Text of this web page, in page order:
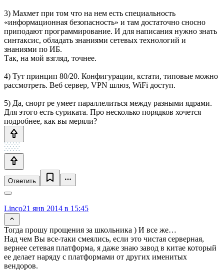
3) Махмет при том что на нем есть специальность
«информационная безопасность» и там достаточно сносно
приподают программирование. И для написания нужно знать
синтаксис, обладать знаниями сетевых технологий и
знаниями по ИБ.
Так, на мой взгляд, точнее.
4) Тут принцип 80/20. Конфигурации, кстати, типовые можно
рассмотреть. Веб сервер, VPN шлюз, WiFi доступ.
5) Да, снорт ре умеет параллелиться между разными ядрами.
Для этого есть суриката. Про несколько порядков хочется
подробнее, как вы меряли?
Ответить
Linco21 янв 2014 в 15:45
Тогда прошу прощения за школьника ) И все же…
Над чем Вы все-таки смеялись, если это чистая серверная,
вернее сетевая платформа, я даже знаю завод в китае который
ее делает наряду с платформами от других именитых
вендоров.